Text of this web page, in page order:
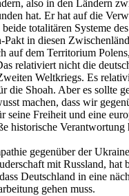
also in den Ländern
hat. Er hat auf die
totalitären Systeme
in diesen
auf dem Territorium
relativiert nicht die
Weltkriegs. Es
die Shoah. Aber es sollte
machen, dass wir
seine Freiheit und eine
historische Verantwortung
gegenüber der
mit Russland, hat
Deutschland in eine
gehen muss.